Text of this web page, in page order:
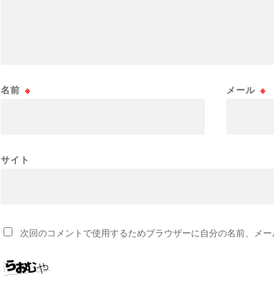
名前 ※ メール ※
サイト
次回のコメントで使用するためブラウザーに自分の名前、メー